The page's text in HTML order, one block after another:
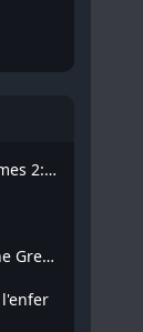
Sherlock Holmes 2: Gölge Oyunları
X-Rated 2: The Greatest Adult Stars of All-Time